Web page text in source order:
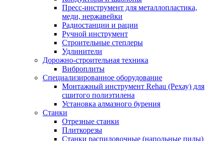
Пресс-инструмент для металлопластика,
меди, нержавейки
Радиостанции и рации
Ручной инструмент
Строительные степлеры
Удлинители
Дорожно-строительная техника
Виброплиты
Специализированное оборудование
Монтажный инструмент Rehau (Рехау) для
сшитого полиэтилена
Установка алмазного бурения
Станки
Отрезные станки
Плиткорезы
Станки распиловочные (напольные пилы)